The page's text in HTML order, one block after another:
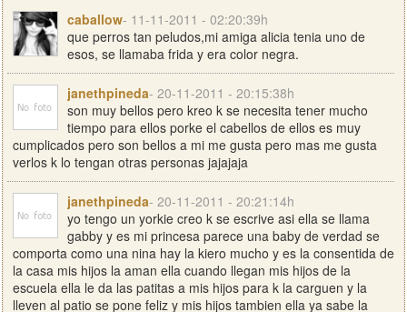
caballow- 11-11-2011 - 02:20:39h
que perros tan peludos,mi amiga alicia tenia uno de
esos, se llamaba frida y era color negra.
janethpineda- 20-11-2011 - 20:15:38h
son muy bellos pero kreo k se necesita tener mucho
tiempo para ellos porke el cabellos de ellos es muy
cumplicados pero son bellos a mi me gusta pero mas me gusta
verlos k lo tengan otras personas jajajaja
janethpineda- 20-11-2011 - 20:21:14h
yo tengo un yorkie creo k se escrive asi ella se llama
gabby y es mi princesa parece una baby de verdad se
comporta como una nina hay la kiero mucho y es la consentida de
la casa mis hijos la aman ella cuando llegan mis hijos de la
escuela ella le da las patitas a mis hijos para k la carguen y la
lleven al patio se pone feliz y mis hijos tambien ella ya sabe la